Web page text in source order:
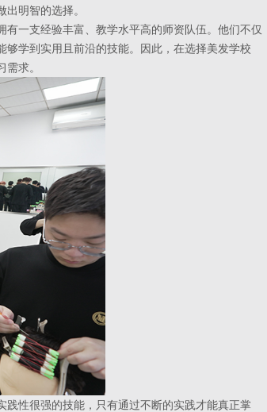
明智的选择。
一支经验丰富、教学水平高的师资队伍。他们不仅
学到实用且前沿的技能。因此，在选择美发学校
求。
性很强的技能，只有通过不断的实践才能真正掌